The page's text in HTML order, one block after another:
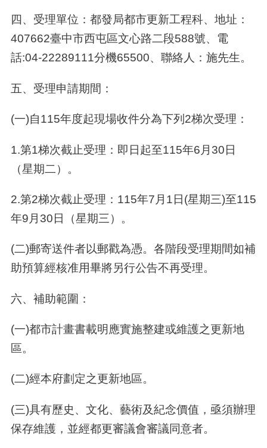
四、受理單位：都發局都市更新工程科、地址：​
407662臺中市西屯區文心路二段​588號、電
話:04-​22289111分機​65500、聯絡人：施先生。
五、受理申請期間：
(一)自​115年度起現場收件分為下列2梯次受理：
1.第1梯次截止受理：即日起至​115年6月30日
（星期二）。
2.第2梯次截止受理：​115年7月1日(星期三)至​115
年9月30日（星期三）。
(二)郵寄送件者以郵戳為憑。各階段受理期間如補
助預算經核准用畢將另行公告不再受理。
六、補助範圍：
(一)都市計畫書載明應實施整建或維護之更新地
區。
(二)經本府劃定之更新地區。
(三)具有歷史、文化、藝術及紀念價值，亟須辦理
保存維護，並經都更審議會審議同意者。